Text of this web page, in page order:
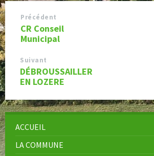
Précédent
CR Conseil
Municipal
Suivant
DÉBROUSSAILLER
EN LOZERE
ACCUEIL
LA COMMUNE